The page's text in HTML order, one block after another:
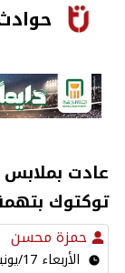
عادت
توكتوك بتهمة
حمزة محسن
الأربعاء 17/يونيو/2026 - 07:21 م